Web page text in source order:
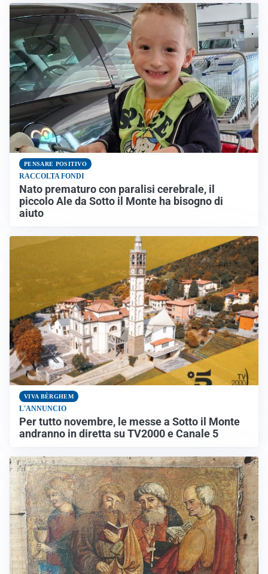
PENSARE POSITIVO
RACCOLTA FONDI
Nato prematuro con paralisi cerebrale, il
piccolo Ale da Sotto il Monte ha bisogno di
aiuto
VIVA BÈRGHEM
L'ANNUNCIO
Per tutto novembre, le messe a Sotto il Monte
andranno in diretta su TV2000 e Canale 5